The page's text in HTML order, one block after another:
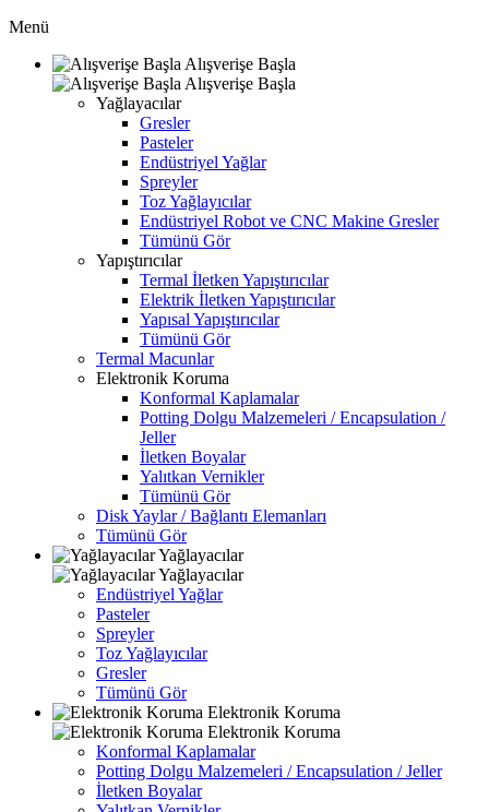
Menü
Alışverişe Başla
Alışverişe Başla
Yağlayacılar
Gresler
Pasteler
Endüstriyel Yağlar
Spreyler
Toz Yağlayıcılar
Endüstriyel Robot ve CNC Makine Gresler
Tümünü Gör
Yapıştırıcılar
Termal İletken Yapıştırıcılar
Elektrik İletken Yapıştırıcılar
Yapısal Yapıştırıcılar
Tümünü Gör
Termal Macunlar
Elektronik Koruma
Konformal Kaplamalar
Potting Dolgu Malzemeleri / Encapsulation /
Jeller
İletken Boyalar
Yalıtkan Vernikler
Tümünü Gör
Disk Yaylar / Bağlantı Elemanları
Tümünü Gör
Yağlayacılar
Yağlayacılar
Endüstriyel Yağlar
Pasteler
Spreyler
Toz Yağlayıcılar
Gresler
Tümünü Gör
Elektronik Koruma
Elektronik Koruma
Konformal Kaplamalar
Potting Dolgu Malzemeleri / Encapsulation / Jeller
İletken Boyalar